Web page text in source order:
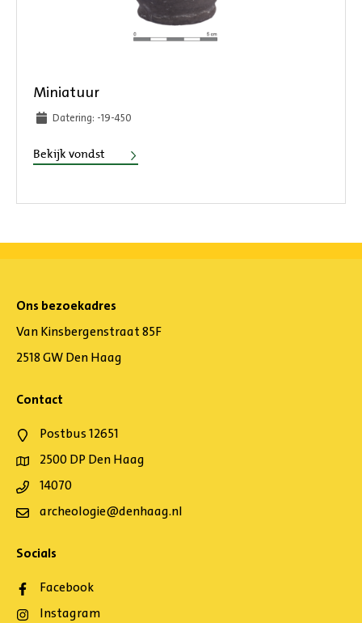
Miniatuur
Datering: -19-450
Bekijk vondst Miniatuur
Ons bezoekadres
Van Kinsbergenstraat 85F
2518 GW Den Haag
Contact
Postbus 12651
2500 DP Den Haag
14070
archeologie@denhaag.nl
Socials
Facebook
Instagram